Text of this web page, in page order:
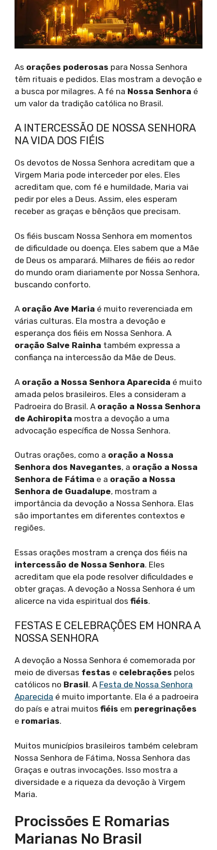
As orações poderosas para Nossa Senhora
têm rituais e pedidos. Elas mostram a devoção e
a busca por milagres. A fé na Nossa Senhora é
um valor da tradição católica no Brasil.
A INTERCESSÃO DE NOSSA SENHORA
NA VIDA DOS FIÉIS
Os devotos de Nossa Senhora acreditam que a
Virgem Maria pode interceder por eles. Eles
acreditam que, com fé e humildade, Maria vai
pedir por eles a Deus. Assim, eles esperam
receber as graças e bênçãos que precisam.
Os fiéis buscam Nossa Senhora em momentos
de dificuldade ou doença. Eles sabem que a Mãe
de Deus os amparará. Milhares de fiéis ao redor
do mundo oram diariamente por Nossa Senhora,
buscando conforto.
A oração Ave Maria é muito reverenciada em
várias culturas. Ela mostra a devoção e
esperança dos fiéis em Nossa Senhora. A
oração Salve Rainha também expressa a
confiança na intercessão da Mãe de Deus.
A oração a Nossa Senhora Aparecida é muito
amada pelos brasileiros. Eles a consideram a
Padroeira do Brasil. A oração a Nossa Senhora
de Achiropita mostra a devoção a uma
advocação específica de Nossa Senhora.
Outras orações, como a oração a Nossa
Senhora dos Navegantes, a oração a Nossa
Senhora de Fátima e a oração a Nossa
Senhora de Guadalupe, mostram a
importância da devoção a Nossa Senhora. Elas
são importantes em diferentes contextos e
regiões.
Essas orações mostram a crença dos fiéis na
intercessão de Nossa Senhora. Eles
acreditam que ela pode resolver dificuldades e
obter graças. A devoção a Nossa Senhora é um
alicerce na vida espiritual dos fiéis.
FESTAS E CELEBRAÇÕES EM HONRA A
NOSSA SENHORA
A devoção a Nossa Senhora é comemorada por
meio de diversas festas e celebrações pelos
católicos no Brasil. A Festa de Nossa Senhora
Aparecida é muito importante. Ela é a padroeira
do país e atrai muitos fiéis em peregrinações
e romarias.
Muitos municípios brasileiros também celebram
Nossa Senhora de Fátima, Nossa Senhora das
Graças e outras invocações. Isso mostra a
diversidade e a riqueza da devoção à Virgem
Maria.
Procissões E Romarias
Marianas No Brasil